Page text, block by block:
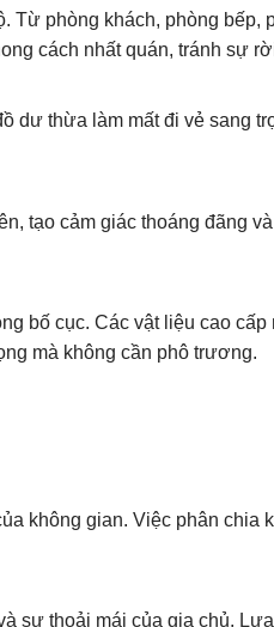
Từ phòng khách, phòng bếp,
cách nhất quán, tránh sự
dư thừa làm mất đi vẻ sang
tạo cảm giác thoáng đãng
bố cục. Các vật liệu cao cấp
mà không cần phô trương.
không gian. Việc phân chia
sự thoải mái của gia chủ.